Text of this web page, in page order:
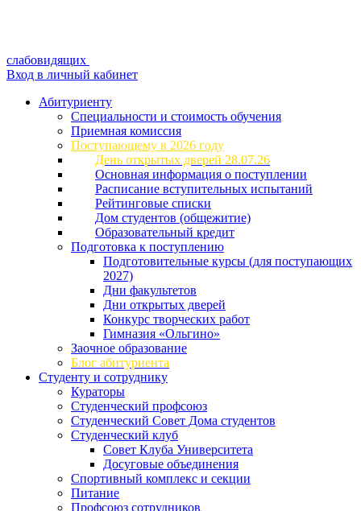
слабовидящих
Вход в личный кабинет
Абитуриенту
Специальности и стоимость обучения
Приемная комиссия
Поступающему в 2026 году
День открытых дверей 28.07.26
Основная информация о поступлении
Расписание вступительных испытаний
Рейтинговые списки
Дом студентов (общежитие)
Образовательный кредит
Подготовка к поступлению
Подготовительные курсы (для поступающих
2027)
Дни факультетов
Дни открытых дверей
Конкурс творческих работ
Гимназия «Ольгино»
Заочное образование
Блог абитуриента
Студенту и сотруднику
Кураторы
Студенческий профсоюз
Студенческий Совет Дома студентов
Студенческий клуб
Совет Клуба Университета
Досуговые объединения
Спортивный комплекс и секции
Питание
Профсоюз сотрудников